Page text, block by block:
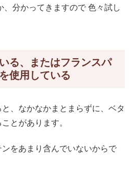
、分かってきますので 色々試し
る、またはフランスパ
使用している
、 なかなかまとまらずに、ベタ
とがあります。
をあまり含んでいないからで